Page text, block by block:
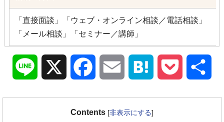
「直接面談」「ウェブ・オンライン相談／電話相談」
「メール相談」「セミナー／講師」
Line Facebook Email Hatena Pocket
Contents [非表示にする]